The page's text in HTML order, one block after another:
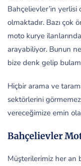
Bahçelievler’in yerlisi
olmaktadır. Bazı çok
moto kurye
arayabiliyor. Bunun
bize denk gelip
Hiçbir arama ve
sektörlerini
vereceğimize emin
Bahçelievler
Müşterilerimiz her an